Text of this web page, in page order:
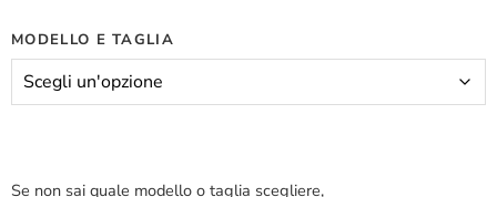
MODELLO E TAGLIA
Se non sai quale modello o taglia scegliere,